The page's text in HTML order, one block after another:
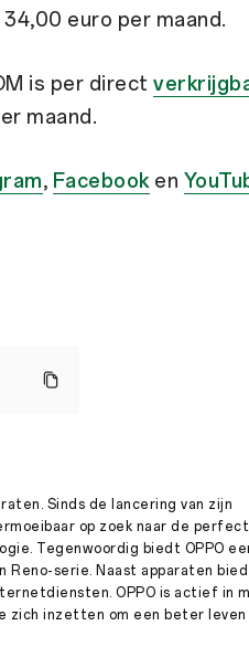
euro per maand.
is per direct
maand.
, Facebooken
Sinds de lancering van zijn
op zoek naar de
Tegenwoordig biedt OPPO
Reno-serie. Naast apparaten
OPPO is actief in
zich inzetten om een ​​beter